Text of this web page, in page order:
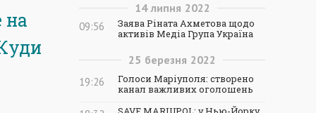
на
14 липня 2022
09:56
Заява Ріната Ахметова щодо
активів Медіа Група Україна
25 березня 2022
19:26
Голоси Маріуполя: створено
канал важливих оголошень